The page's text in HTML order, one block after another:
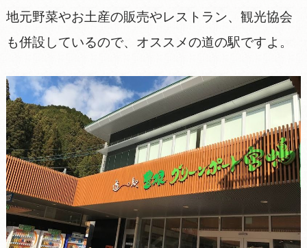
地元野菜やお土産の販売やレストラン、観光協会
も併設しているので、オススメの道の駅ですよ。